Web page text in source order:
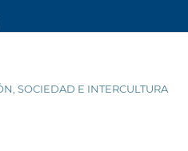
SOCIEDAD E INTERCULTURA